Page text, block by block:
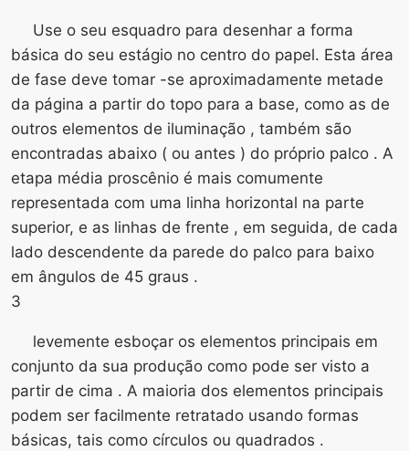
Use o seu esquadro para desenhar a forma
básica do seu estágio no centro do papel. Esta área
de fase deve tomar -se aproximadamente metade
da página a partir do topo para a base, como as de
outros elementos de iluminação , também são
encontradas abaixo ( ou antes ) do próprio palco . A
etapa média proscênio é mais comumente
representada com uma linha horizontal na parte
superior, e as linhas de frente , em seguida, de cada
lado descendente da parede do palco para baixo
em ângulos de 45 graus .
3
levemente esboçar os elementos principais em
conjunto da sua produção como pode ser visto a
partir de cima . A maioria dos elementos principais
podem ser facilmente retratado usando formas
básicas, tais como círculos ou quadrados .